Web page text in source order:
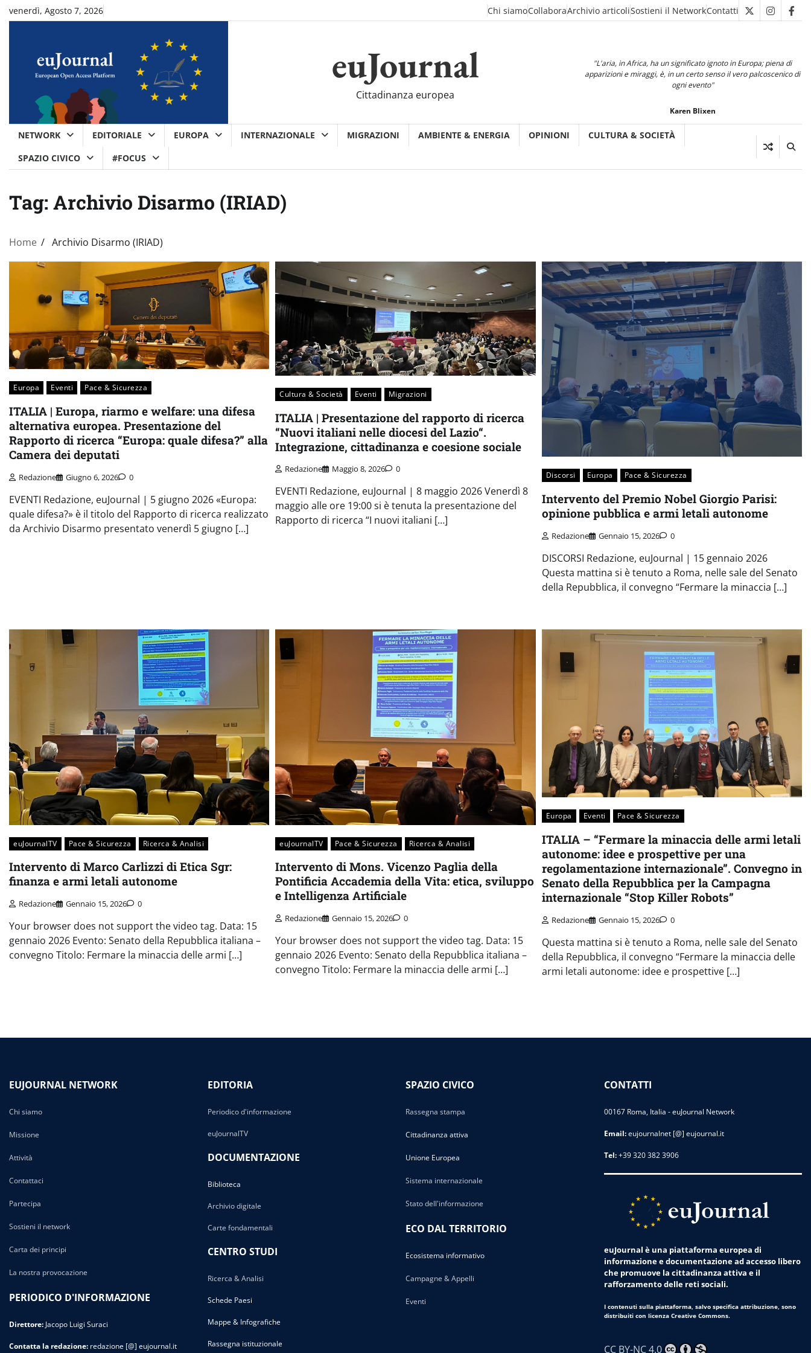
Skipvenerdì, Agosto 7, 2026 Chi siamoCollaboraArchivio articoliSostieni il NetworkContatti X
euJournal
Cittadinanza europea
"L'aria, in Africa, ha un significato ignoto in Europa; piena di
apparizioni e miraggi, è, in un certo senso il vero palcoscenico di
ogni evento"
Karen Blixen
NETWORK EDITORIALE EUROPA INTERNAZIONALE MIGRAZIONI AMBIENTE & ENERGIA OPINIONI
CULTURA & SOCIETÀ
SPAZIO CIVICO
#FOCUS
Tag: Archivio Disarmo (IRIAD)
Home Archivio Disarmo (IRIAD)
Europa Eventi Pace & Sicurezza
ITALIA | Europa, riarmo e welfare: una difesa
alternativa europea. Presentazione del
Rapporto di ricerca “Europa: quale difesa?” alla
Camera dei deputati
Redazione Giugno 6, 2026 0
EVENTI Redazione, euJournal | 5 giugno 2026 «Europa:
quale difesa?» è il titolo del Rapporto di ricerca realizzato
da Archivio Disarmo presentato venerdì 5 giugno […]
Cultura & Società Eventi Migrazioni
ITALIA | Presentazione del rapporto di ricerca
“Nuovi italiani nelle diocesi del Lazio“.
Integrazione, cittadinanza e coesione sociale
Redazione Maggio 8, 2026 0
EVENTI Redazione, euJournal | 8 maggio 2026 Venerdì 8
maggio alle ore 19:00 si è tenuta la presentazione del
Rapporto di ricerca “I nuovi italiani […]
Discorsi Europa Pace & Sicurezza
Intervento del Premio Nobel Giorgio Parisi:
opinione pubblica e armi letali autonome
Redazione Gennaio 15, 2026 0
DISCORSI Redazione, euJournal | 15 gennaio 2026
Questa mattina si è tenuto a Roma, nelle sale del Senato
della Repubblica, il convegno “Fermare la minaccia […]
euJournalTV Pace & Sicurezza Ricerca & Analisi
Intervento di Marco Carlizzi di Etica Sgr:
finanza e armi letali autonome
Redazione Gennaio 15, 2026 0
Your browser does not support the video tag. Data: 15
gennaio 2026 Evento: Senato della Repubblica italiana –
convegno Titolo: Fermare la minaccia delle armi […]
euJournalTV Pace & Sicurezza Ricerca & Analisi
Intervento di Mons. Vicenzo Paglia della
Pontificia Accademia della Vita: etica, sviluppo
e Intelligenza Artificiale
Redazione Gennaio 15, 2026 0
Your browser does not support the video tag. Data: 15
gennaio 2026 Evento: Senato della Repubblica italiana –
convegno Titolo: Fermare la minaccia delle armi […]
Europa Eventi Pace & Sicurezza
ITALIA – “Fermare la minaccia delle armi letali
autonome: idee e prospettive per una
regolamentazione internazionale”. Convegno in
Senato della Repubblica per la Campagna
internazionale “Stop Killer Robots”
Redazione Gennaio 15, 2026 0
Questa mattina si è tenuto a Roma, nelle sale del Senato
della Repubblica, il convegno “Fermare la minaccia delle
armi letali autonome: idee e prospettive […]
EUJOURNAL NETWORK
Chi siamo
Missione
Attività
Contattaci
Partecipa
Sostieni il network
Carta dei principi
La nostra provocazione
PERIODICO D'INFORMAZIONE
Direttore: Jacopo Luigi Suraci
Contatta la redazione: redazione [@] eujournal.it
EDITORIA
Periodico d'informazione
euJournalTV
DOCUMENTAZIONE
Biblioteca
Archivio digitale
Carte fondamentali
CENTRO STUDI
Ricerca & Analisi
Schede Paesi
Mappe & Infografiche
Rassegna istituzionale
SPAZIO CIVICO
Rassegna stampa
Cittadinanza attiva
Unione Europea
Sistema internazionale
Stato dell'informazione
ECO DAL TERRITORIO
Ecosistema informativo
Campagne & Appelli
Eventi
CONTATTI
00167 Roma, Italia - euJournal Network
Email:eujournalnet [@] eujournal.it
Tel:+39 320 382 3906
euJournal è una piattaforma europea di
informazione e documentazione ad accesso libero
che promuove la cittadinanza attiva e il
rafforzamento delle reti sociali.
I contenuti sulla piattaforma, salvo specifica attribuzione, sono
distribuiti con licenza Creative Commons.
CC BY-NC 4.0